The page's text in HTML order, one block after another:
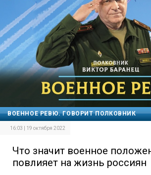
ВОЕННОЕ РЕВЮ. ГОВОРИТ ПОЛКОВНИК
16:03 | 19 октября 2022
Что значит военное
повлияет на жизнь россиян